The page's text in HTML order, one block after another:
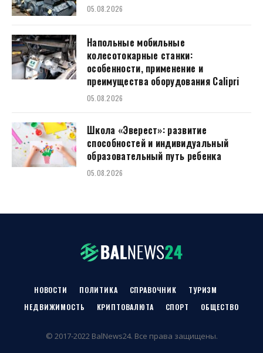
05.08.2026
Напольные мобильные
колесотокарные станки:
особенности, применение и
преимущества оборудования Calipri
05.08.2026
Школа «Эверест»: развитие
способностей и индивидуальный
образовательный путь ребенка
05.08.2026
НОВОСТИ ПОЛИТИКА СПРАВОЧНИК
ТУРИЗМ
НЕДВИЖИМОСТЬ
КРИПТОВАЛЮТА СПОРТ ОБЩЕСТВО
© 2017-2022 BalNews24. Все права защищены.